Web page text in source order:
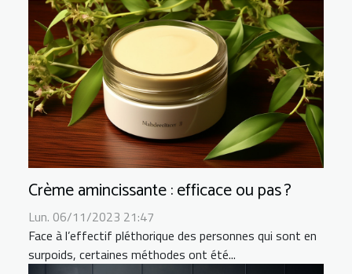
Crème amincissante : efficace ou pas ?
Lun. 06/11/2023 21:47
Face à l’effectif pléthorique des personnes qui sont en
surpoids, certaines méthodes ont été...